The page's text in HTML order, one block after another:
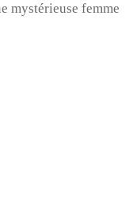
mystérieuse femme